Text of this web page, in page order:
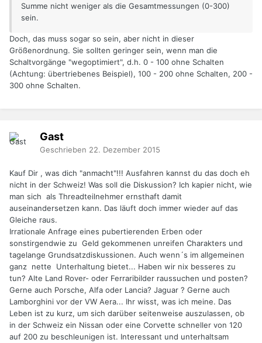
Summe nicht weniger als die Gesamtmessungen (0-300)
sein.
Doch, das muss sogar so sein, aber nicht in dieser
Größenordnung. Sie sollten geringer sein, wenn man die
Schaltvorgänge "wegoptimiert", d.h. 0 - 100 ohne Schalten
(Achtung: übertriebenes Beispiel), 100 - 200 ohne Schalten, 200 -
300 ohne Schalten.
Gast
Geschrieben 22. Dezember 2015
Kauf Dir , was dich "anmacht"!!! Ausfahren kannst du das doch eh
nicht in der Schweiz! Was soll die Diskussion? Ich kapier nicht, wie
man sich als Threadteilnehmer ernsthaft damit
auseinandersetzen kann. Das läuft doch immer wieder auf das
Gleiche raus.
Irrationale Anfrage eines pubertierenden Erben oder
sonstirgendwie zu Geld gekommenen unreifen Charakters und
tagelange Grundsatzdiskussionen. Auch wenn´s im allgemeinen
ganz nette Unterhaltung bietet... Haben wir nix besseres zu
tun? Alte Land Rover- oder Ferraribilder raussuchen und posten?
Gerne auch Porsche, Alfa oder Lancia? Jaguar ? Gerne auch
Lamborghini vor der VW Aera... Ihr wisst, was ich meine. Das
Leben ist zu kurz, um sich darüber seitenweise auszulassen, ob
in der Schweiz ein Nissan oder eine Corvette schneller von 120
auf 200 zu beschleunigen ist. Interessant und unterhaltsam